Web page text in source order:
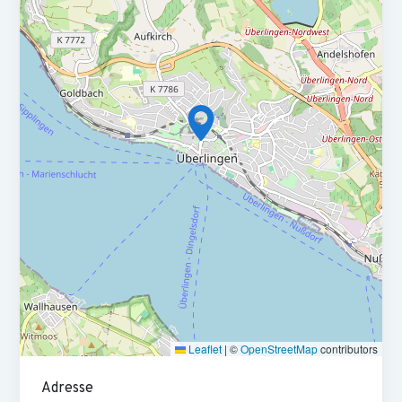
Prozesse sicher und bringen sich in die Weiter­ent­wick­lung
ein.
Sie leiten Confi­guration Control Boards (CCBs) und unter­
stützen bei internen sowie externen Audits.
Sie verfügen über ein abge­schlos­senes tech­nisches
Studium, z. B. im Bereich Maschi­nen­bau, Luft- und Raum­
fahrt­technik oder Vertei­di­gungstechnik.
Zudem bringen Sie bereits mehrere Jahre Berufs­er­fah­rung
im Hinblick auf Konfi­gura­tions­mana­gement mit.
Technisches Know-how sowie Erfah­rungen in den
Bereichen Produktion und Ent­wick­lung sind dabei
ebenfalls von Vorteil.
Sehr gute Englisch­kennt­nisse in Wort und Schrift sowie ein
sicherer Umgang mit SAP und MS Office sind für Sie
Leaflet | ©OpenStreetMapcontributors
Adresse